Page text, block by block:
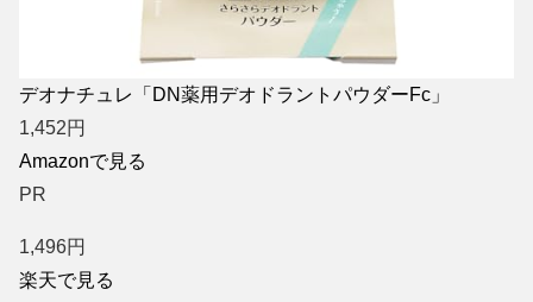
デオナチュレ「DN薬用デオドラントパウダーFc」
1,452円
Amazonで見る
PR
1,496円
楽天で見る